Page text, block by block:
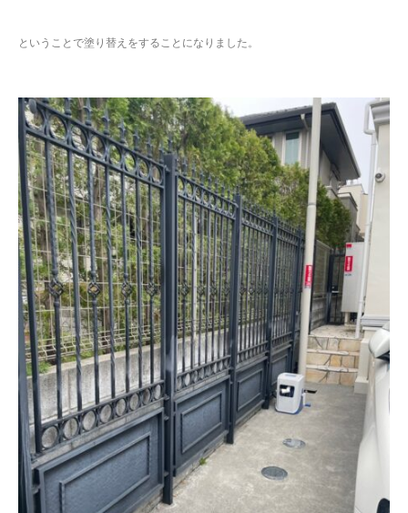
ということで塗り替えをすることになりました。